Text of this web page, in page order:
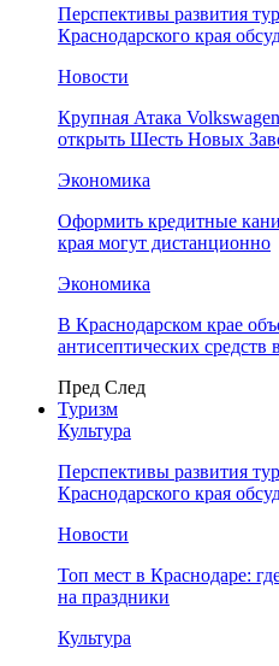
Перспективы развития
Краснодарского края
Новости
Крупная Атака
открыть Шесть Новых
Экономика
Оформить кредитные
края могут дистанционно
Экономика
В Краснодарском крае
антисептических средств
Пред След
Туризм
Культура
Перспективы развития
Краснодарского края
Новости
Топ мест в Краснодаре:
на праздники
Культура